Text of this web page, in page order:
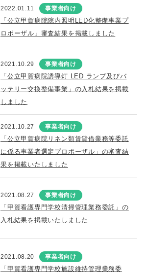
2022.01.11 事業者向け
「公立甲賀病院院内照明LED化整備事業プ
ロポーザル」審査結果を掲載しました
2021.10.29 事業者向け
「公立甲賀病院誘導灯 LED ランプ及びバ
ッテリー交換整備事業」の入札結果を掲載
しました
2021.10.27 事業者向け
「公立甲賀病院リネン類賃貸借業務等委託
に係る事業者選定プロポーザル」の審査結
果を掲載いたしました
2021.08.27 事業者向け
「甲賀看護専門学校清掃管理業務委託」の
入札結果を掲載いたしました
2021.08.20 事業者向け
「甲賀看護専門学校施設維持管理業務委